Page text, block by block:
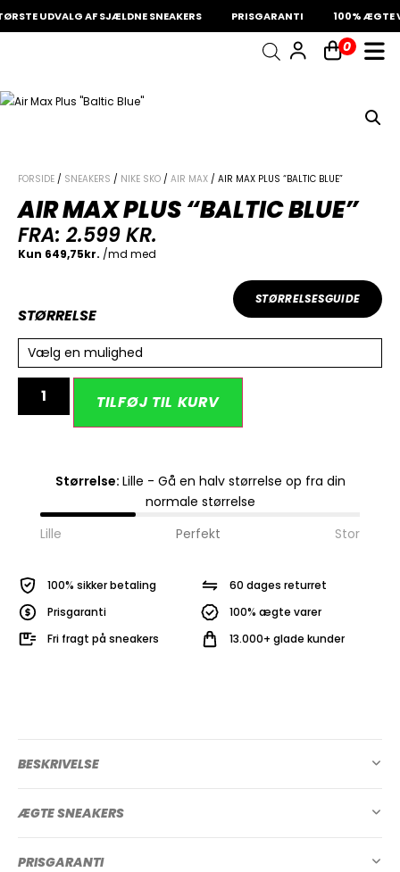
UDVALG AF SJÆLDNE SNEAKERS PRISGARANTI 100% ÆGTE
0
FORSIDE / SNEAKERS / NIKE SKO / AIR MAX / AIR MAX PLUS “BALTIC BLUE”
AIR MAX PLUS “BALTIC BLUE”
FRA: 2.599KR.
STØRRELSESGUIDE
STØRRELSE
Vælg en mulighed
TILFØJ TIL KURV
Størrelse: Lille - Gå en halv størrelse op fra din
normale størrelse
Lille
Perfekt Stor
100% sikker betaling
Prisgaranti
Fri fragt på sneakers
60 dages returret
100% ægte varer
13.000+ glade kunder
BESKRIVELSE
ÆGTE SNEAKERS
PRISGARANTI